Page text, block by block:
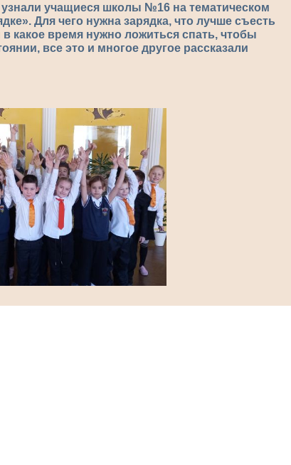
узнали учащиеся школы №16 на тематическом
Для чего нужна зарядка, что лучше съесть
в какое время нужно ложиться спать, чтобы
все это и многое другое рассказали